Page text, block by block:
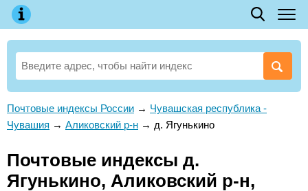
Почтовые индексы России → Чувашская республика -
Чувашия → Аликовский р-н → д. Ягунькино
Почтовые индексы д.
Ягунькино, Аликовский р-н,